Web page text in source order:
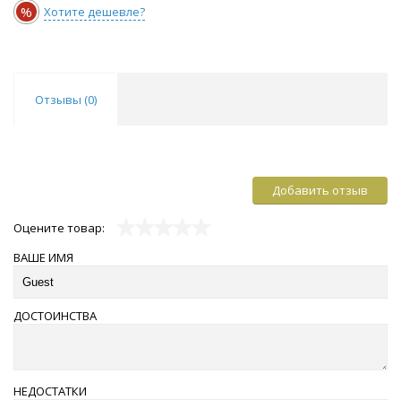
% Хотите дешевле?
Отзывы (0)
Добавить отзыв
Оцените товар:
ВАШЕ ИМЯ
ДОСТОИНСТВА
НЕДОСТАТКИ